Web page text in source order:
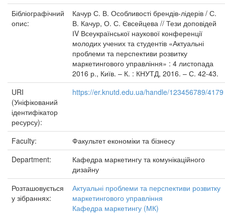
Бібліографічний
опис:
Качур С. В. Особливості брендів-лідерів / С.
В. Качур, О. С. Євсейцева // Тези доповідей
ІV Всеукраїнської наукової конференції
молодих учених та студентів «Актуальні
проблеми та перспективи розвитку
маркетингового управління» : 4 листопада
2016 р., Київ. – К. : КНУТД, 2016. – С. 42-43.
URI
(Уніфікований
ідентифікатор
ресурсу):
https://er.knutd.edu.ua/handle/123456789/4179
Faculty:
Факультет економіки та бізнесу
Department:
Кафедра маркетингу та комунікаційного
дизайну
Розташовується
у зібраннях:
Актуальні проблеми та перспективи розвитку
маркетингового управління
Кафедра маркетингу (МК)